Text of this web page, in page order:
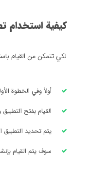
كيفية
لكي تتمكن من القيام
أولاً وفي الخطوة
القيام بفتح
يتم تحديد
سوف يتم القيام